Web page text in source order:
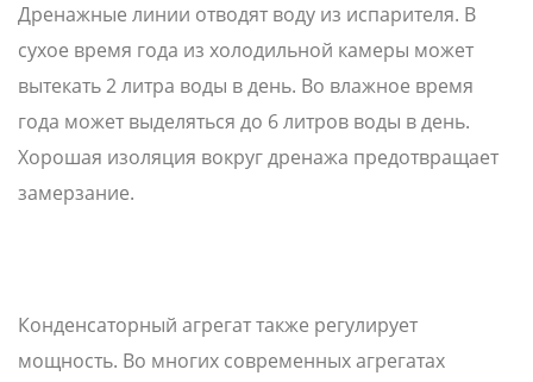
Дренажные линии отводят воду из испарителя. В
сухое время года из холодильной камеры может
вытекать 2 литра воды в день. Во влажное время
года может выделяться до 6 литров воды в день.
Хорошая изоляция вокруг дренажа предотвращает
замерзание.
Конденсаторный агрегат также регулирует
мощность. Во многих современных агрегатах